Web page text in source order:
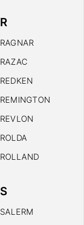
R
RAGNAR
RAZAC
REDKEN
REMINGTON
REVLON
ROLDA
ROLLAND
S
SALERM